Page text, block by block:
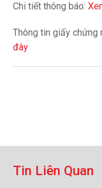
Chi tiết thông báo:
Thông tin giấy chứng
đây
Tin Liên Quan